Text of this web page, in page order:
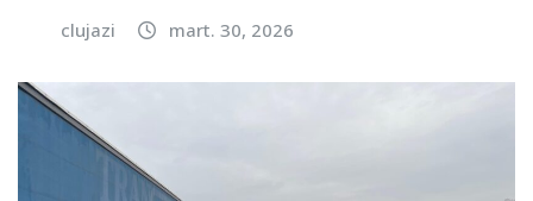
clujazi mart. 30, 2026